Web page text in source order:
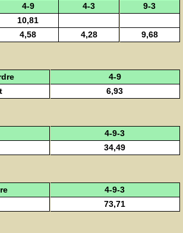
4-9 4-3
9-3
10,81
4,58 4,28 9,68
4-9
6,93
4-9-3
34,49
4-9-3
73,71